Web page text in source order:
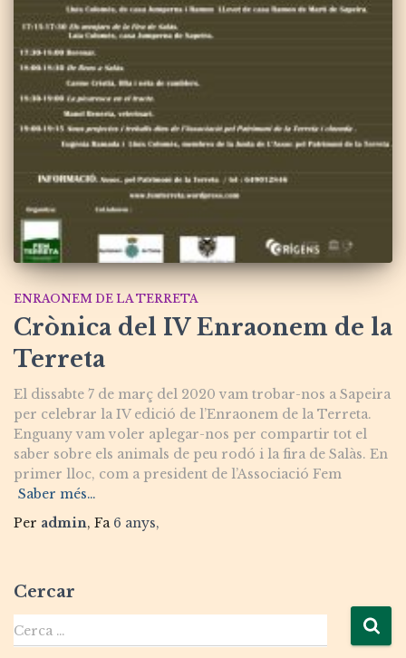
ENRAONEM DE LA TERRETA
Crònica del IV Enraonem de la
Terreta
El dissabte 7 de març del 2020 vam trobar-nos a Sapeira
per celebrar la IV edició de l’Enraonem de la Terreta.
Enguany vam voler aplegar-nos per compartir tot el
saber sobre els animals de peu rodó i la fira de Salàs. En
primer lloc, com a president de l’Associació Fem
Saber més…
Per admin, Fa 6 anys,
Cercar
Cerca …